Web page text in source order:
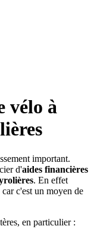
vélo à
important.
d'aides financières
. En effet
c'est un moyen de
en particulier :